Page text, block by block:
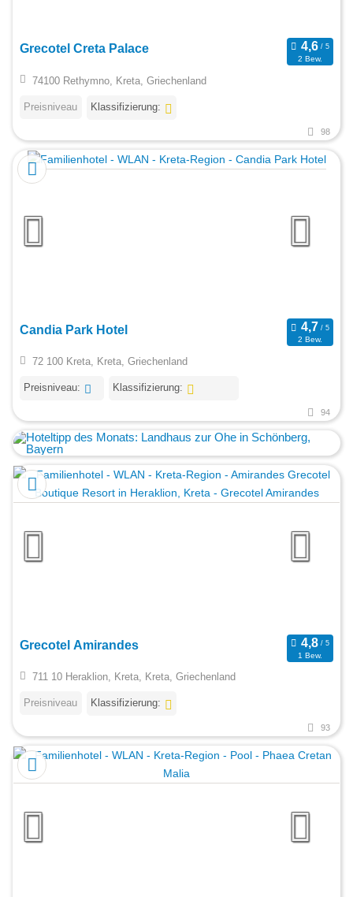
Grecotel Creta Palace
2 Bew.
74100 Rethymno, Kreta, Griechenland
Preisniveau Klassifizierung:
98
Candia Park Hotel
2 Bew.
72 100 Kreta, Kreta, Griechenland
Preisniveau: Klassifizierung:
94
Grecotel Amirandes
1 Bew.
711 10 Heraklion, Kreta, Kreta, Griechenland
Preisniveau Klassifizierung:
93